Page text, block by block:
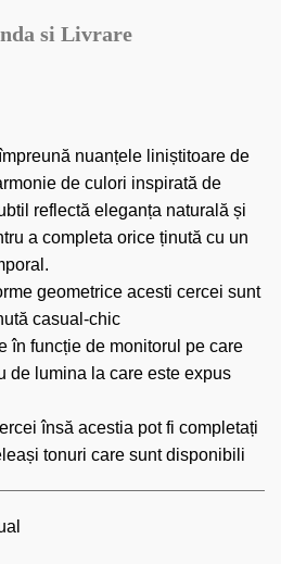
si Livrare
nuanțele liniștitoare de
de culori inspirată de
reflectă eleganța naturală și
a completa orice ținută cu un
geometrice acesti cercei sunt
casual-chic
în funcție de monitorul pe care
de lumina la care este expus
însă acestia pot fi completați
tonuri care sunt disponibili